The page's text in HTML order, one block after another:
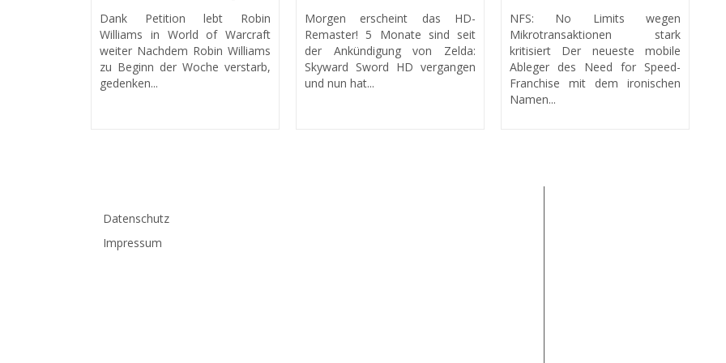
Dank Petition lebt Robin
Williams in World of Warcraft
weiter Nachdem Robin Williams
zu Beginn der Woche verstarb,
gedenken...
Morgen erscheint das HD-
Remaster! 5 Monate sind seit
der Ankündigung von Zelda:
Skyward Sword HD vergangen
und nun hat...
NFS: No Limits wegen
Mikrotransaktionen stark
kritisiert Der neueste mobile
Ableger des Need for Speed-
Franchise mit dem ironischen
Namen...
Datenschutz
Impressum